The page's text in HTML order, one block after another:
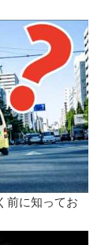
前に知ってお